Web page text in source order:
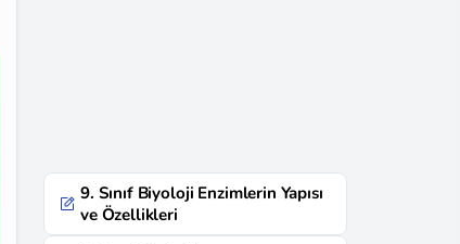
9. Sınıf Biyoloji Enzimlerin Yapısı
ve Özellikleri